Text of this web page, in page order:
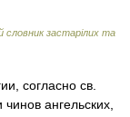
словник застарілих та
согласно св.
ангельских,